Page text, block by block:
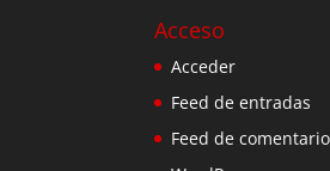
Acceso
Acceder
Feed de entradas
Feed de